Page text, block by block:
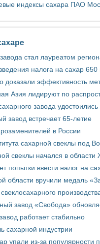
индексы сахара ПАО
стал лауреатом
налога на сахар
доказали эффективность
Азия лидируют по
завода удостоились
завод встречает 65-летие
в России
сахарной свеклы под
свеклы начался в области
попытки ввести налог на
области вручили медаль
завод «Свобода»
работает стабильно
сахарной индустрии
упали из-за популярности